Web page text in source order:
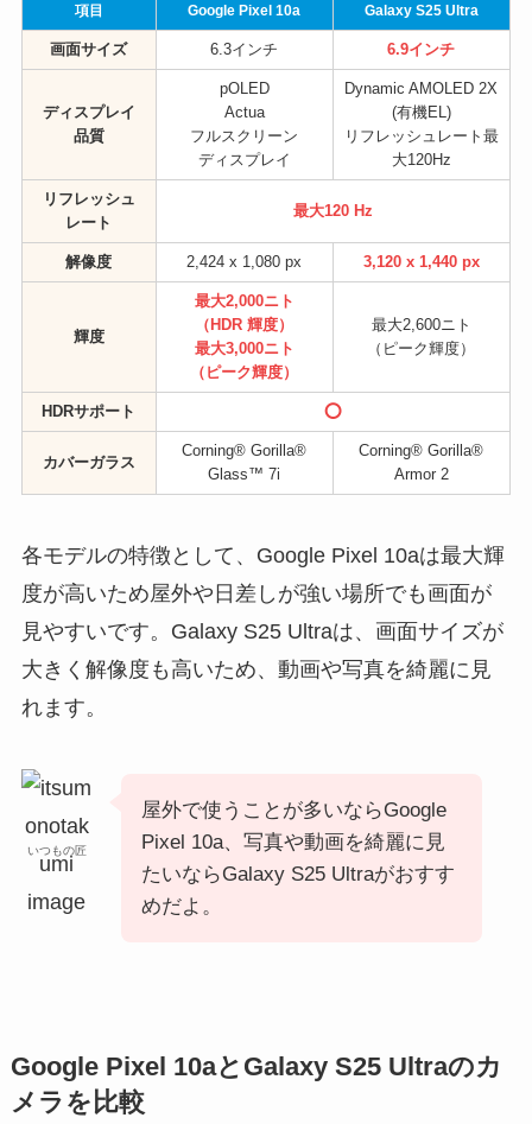
項目 Google Pixel 10a Galaxy S25 Ultra
画面サイズ 6.3インチ 6.9インチ
ディスプレイ
品質
pOLED
Actua
フルスクリーン
ディスプレイ
Dynamic AMOLED 2X
(有機EL)
リフレッシュレート最
大120Hz
リフレッシュ
レート
最大120 Hz
解像度 2,424 x 1,080 px 3,120 x 1,440 px
輝度
最大2,000ニト
（HDR 輝度）
最大3,000ニト
（ピーク輝度）
最大2,600ニト
（ピーク輝度）
HDRサポート ⭕
カバーガラス
Corning® Gorilla®
Glass™ 7i
Corning® Gorilla®
Armor 2
各モデルの特徴として、Google Pixel 10aは最大輝
度が高いため屋外や日差しが強い場所でも画面が
見やすいです。Galaxy S25 Ultraは、画面サイズが
大きく解像度も高いため、動画や写真を綺麗に見
れます。
いつもの匠
屋外で使うことが多いならGoogle
Pixel 10a、写真や動画を綺麗に見
たいならGalaxy S25 Ultraがおすす
めだよ。
Google Pixel 10aとGalaxy S25 Ultraのカ
メラを比較